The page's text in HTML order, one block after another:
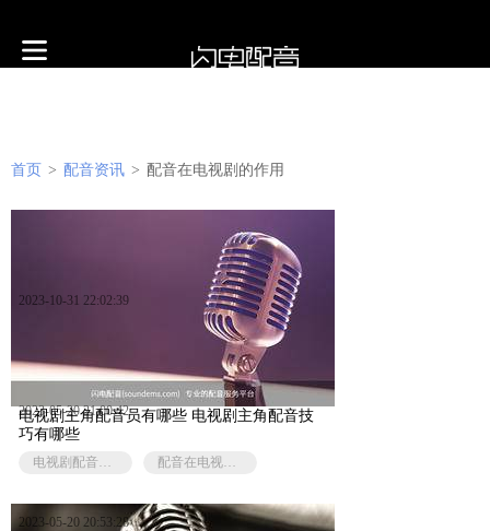
首页 > 配音资讯 > 配音在电视剧的作用
电视剧主角配音员有哪些 电视剧主角配音技
巧有哪些
电视剧配音效果 配音在电视剧的作用
2023-10-31 22:02:39
2023-05-20 21:00:42
2023-05-20 20:53:28